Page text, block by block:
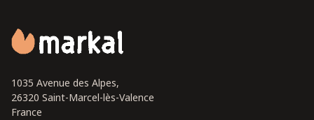
1035 Avenue des Alpes,
26320 Saint-Marcel-lès-Valence
France